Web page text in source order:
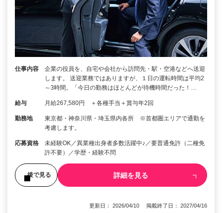
仕事内容
企業の役員を、自宅や会社から訪問先・駅・空港などへ送迎
します。 送迎業務ではありますが、１日の運転時間は平均2
～3時間。「今日の勤務はほとんどが待機時間だった！…
給与 月給267,580円 ＋各種手当＋賞与年2回
勤務地
東京都・神奈川県・埼玉県内各所 ※首都圏エリアで通勤を
考慮します。
応募資格
未経験OK／異業種出身者多数活躍中♪／要普通免許（二種免
許不要）／学歴・経験不問
後で見る 詳細を見る
更新日： 2026/04/10 掲載終了日： 2027/04/16